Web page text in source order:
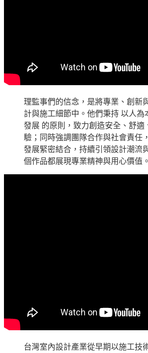
理監事們的信念，是將專業、創新
計與施工細節中。他們秉持 以人為
發展 的原則，致力創造安全、舒適
驗；同時強調團隊合作與社會責任
發展緊密結合，持續引領設計潮流
個作品都展現專業精神與用心價值。
台灣室內設計產業從早期以施工技